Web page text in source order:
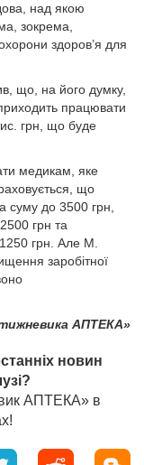
над якою
зокрема,
здоров’я для
що, на його думку,
працювати
грн, що буде
медикам, яке
що
суму до 3500 грн,
грн та
грн. Але М.
заробітної
АПТЕКА»
новин
АПТЕКА» в